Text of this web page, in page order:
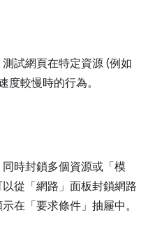
試網頁在特定資源 (例如
度較慢時的行為。
時封鎖多個資源或「模
從「網路」 面板封鎖網路
在「要求條件」 抽屜中。